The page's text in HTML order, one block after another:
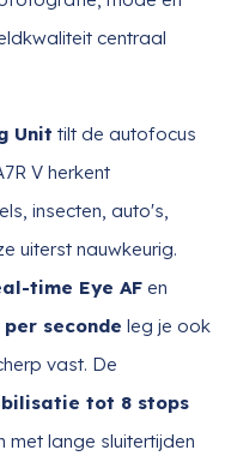
centraal
Unit tilt de autofocus
V herkent
insecten, auto's,
uiterst nauwkeurig.
time Eye AF en
seconde leg je ook
vast. De
tot 8 stops
lange sluitertijden